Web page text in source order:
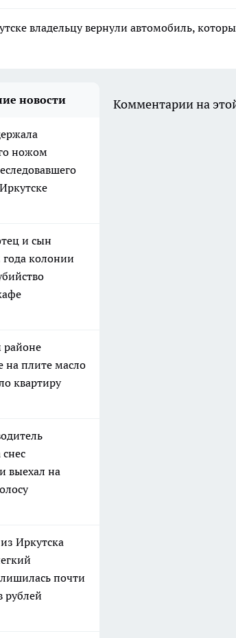
владельцу вернули автомобиль,
новости
ножом
и сын
колонии
районе
на плите масло
квартиру
выехал на
Иркутска
почти
рублей
Комментарии на